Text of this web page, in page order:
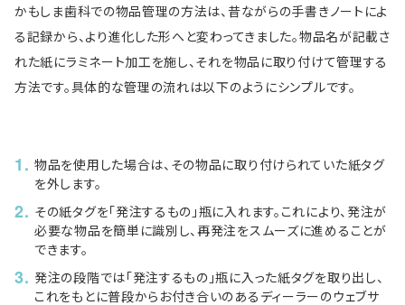
かもしま歯科での物品管理の方法は、昔ながらの手書きノートによ
る記録から、より進化した形へと変わってきました。物品名が記載さ
れた紙にラミネート加工を施し、それを物品に取り付けて管理する
方法です。具体的な管理の流れは以下のようにシンプルです。
物品を使用した場合は、その物品に取り付けられていた紙タグ
を外します。
その紙タグを「発注するもの」瓶に入れます。これにより、発注が
必要な物品を簡単に識別し、再発注をスムーズに進めることが
できます。
発注の段階では「発注するもの」瓶に入った紙タグを取り出し、
これをもとに普段からお付き合いのあるディーラーのウェブサ